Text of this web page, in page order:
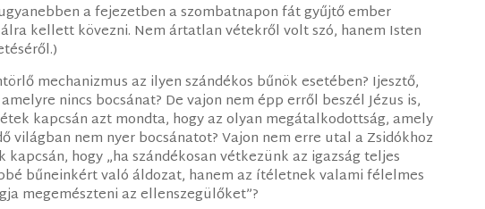
a fejezetben a szombatnapon fát gyűjtő ember
kellett kövezni. Nem ártatlan vétekről volt szó, hanem Isten
mechanizmus az ilyen szándékos bűnök esetében? Ijesztő,
nincs bocsánat? De vajon nem épp erről beszél Jézus is,
kapcsán azt mondta, hogy az olyan megátalkodottság, amely
világban nem nyer bocsánatot? Vajon nem erre utal a Zsidókhoz
hogy „ha szándékosan vétkezünk az igazság teljes
bűneinkért való áldozat, hanem az ítéletnek valami félelmes
megemészteni az ellenszegülőket”?